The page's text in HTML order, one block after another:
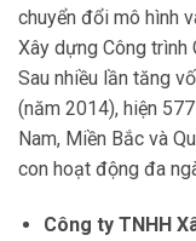
chuyển đổi mô hình
Xây dựng Công trình
Sau nhiều lần tăng
(năm 2014), hiện
Nam, Miền Bắc và
con hoạt động đa
Công ty TNHH